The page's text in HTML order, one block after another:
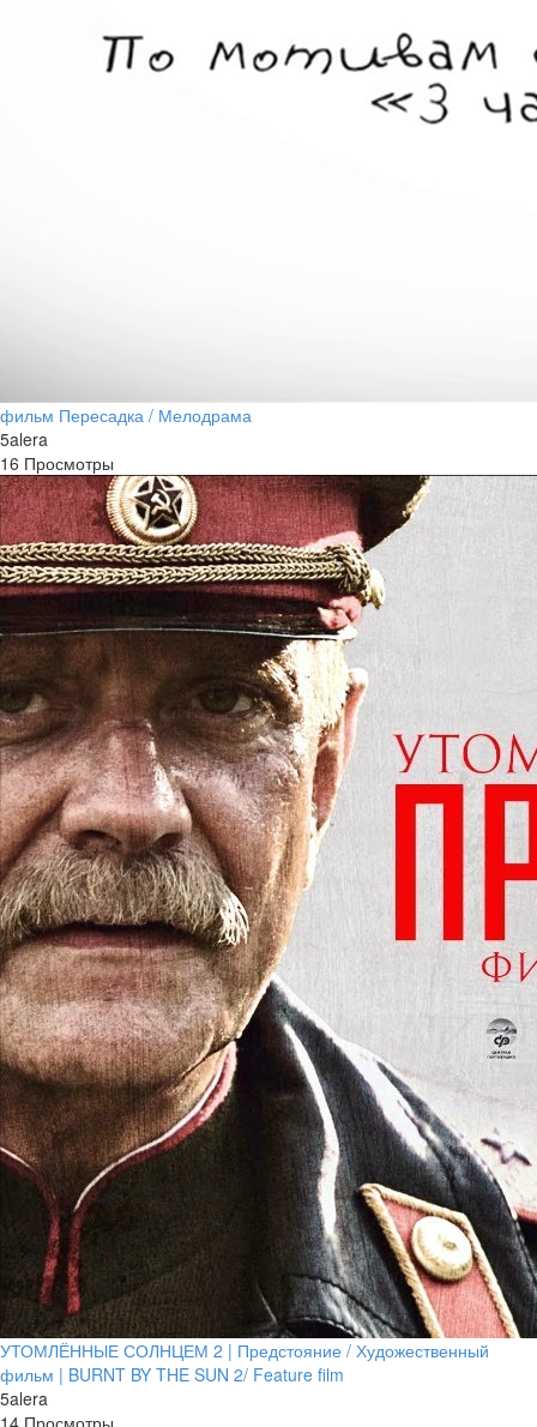
фильм Пересадка / Мелодрама
5alera
16 Просмотры
УТОМЛЁННЫЕ СОЛНЦЕМ 2 | Предстояние / Художественный
фильм | BURNT BY THE SUN 2/ Feature film
5alera
14 Просмотры